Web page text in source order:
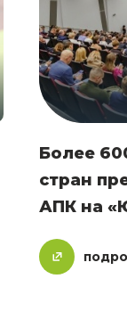
Более
стран
АПК на